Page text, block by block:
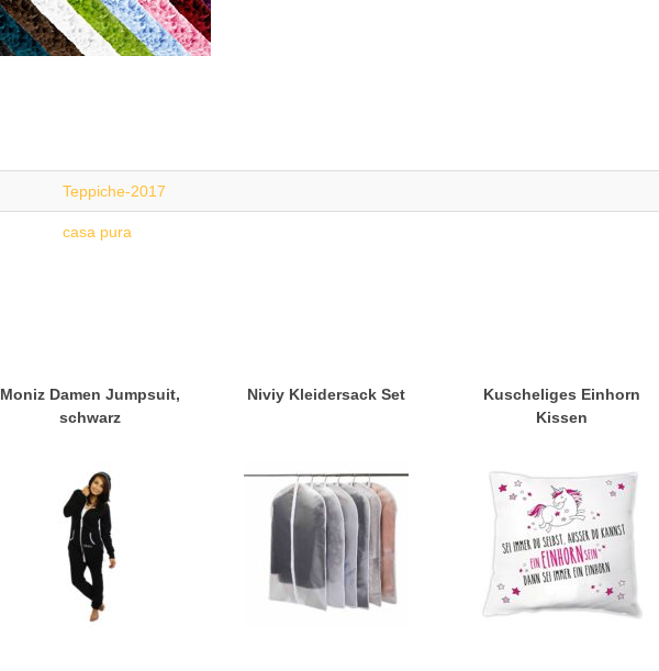
Teppiche-2017
casa pura
Moniz Damen Jumpsuit,
schwarz
Niviy Kleidersack Set
Kuscheliges Einhorn
Kissen